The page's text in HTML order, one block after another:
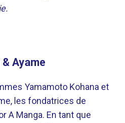
Ayame
Yamamoto Kohana et
les fondatrices de
A Manga. En tant que